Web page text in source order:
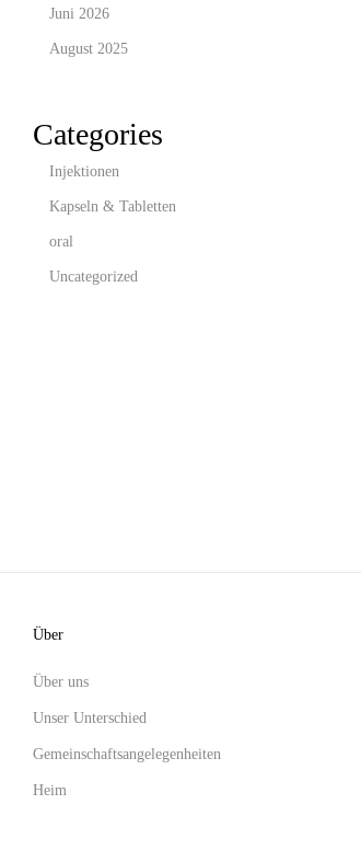
Juni 2026
August 2025
Categories
Injektionen
Kapseln & Tabletten
oral
Uncategorized
Über
Über uns
Unser Unterschied
Gemeinschaftsangelegenheiten
Heim